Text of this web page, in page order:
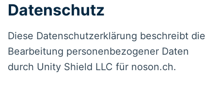
Datenschutz
Diese Datenschutzerklärung beschreibt die
Bearbeitung personenbezogener Daten
durch Unity Shield LLC für noson.ch.